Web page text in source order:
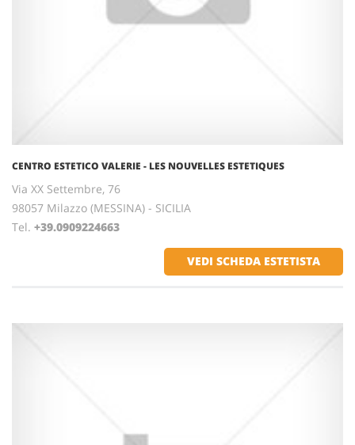
CENTRO ESTETICO VALERIE - LES NOUVELLES ESTETIQUES
Via XX Settembre, 76
98057 Milazzo (MESSINA) - SICILIA
Tel. +39.0909224663
VEDI SCHEDA ESTETISTA